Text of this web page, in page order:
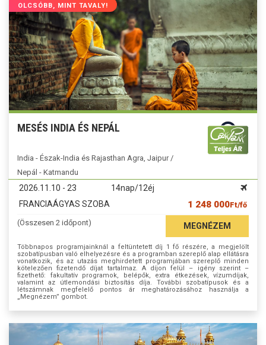
OLCSÓBB, MINT TAVALY!
MESÉS INDIA ÉS NEPÁL
India - Észak-India és Rajasthan Agra, Jaipur /
Nepál - Katmandu
2026.11.10 - 23
14nap/12éj
FRANCIAÁGYAS SZOBA
1 248 000Ft/fő
(Összesen 2 időpont) MEGNÉZEM
Többnapos programjainknál a feltüntetett díj 1 fő részére, a megjelölt
szobatípusban való elhelyezésre és a programban szereplő alap ellátásra
vonatkozik, és az utazás meghirdetett programjában szereplő minden
kötelezően fizetendő díjat tartalmaz. A díjon felül – igény szerint –
fizethető: fakultatív programok, belépők, extra étkezések, vízumdíjak,
valamint az útlemondási biztosítás díja. További szobatípusok és a
létszámnak megfelelő pontos ár meghatározásához használja a
„Megnézem” gombot.